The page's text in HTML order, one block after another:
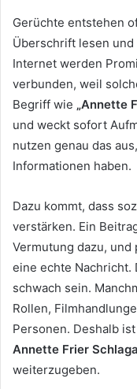
Gerüchte entstehen
Überschrift lesen
Internet werden
verbunden, weil
Begriff wie „Annette
und weckt sofort
nutzen genau das
Informationen haben.
Dazu kommt, dass
verstärken. Ein
Vermutung dazu,
eine echte Nachricht.
schwach sein.
Rollen,
Personen. Deshalb
Annette Frier
weiterzugeben.